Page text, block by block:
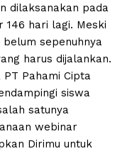
dilaksanakan pada
146 hari lagi. Meski
sepenuhnya
harus dijalankan.
Pahami Cipta
siswa
satunya
webinar
Dirimu untuk